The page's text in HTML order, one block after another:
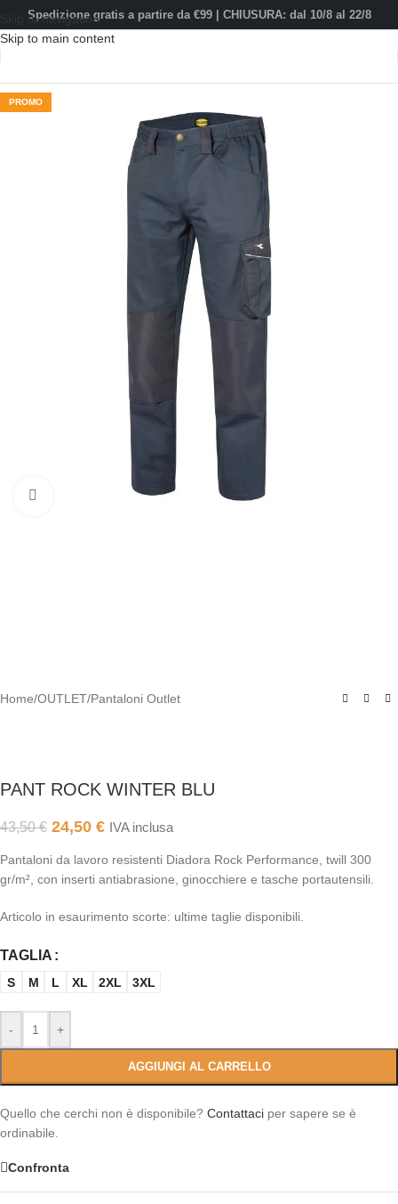
contenuto
Skip to navigation
Skip to main content
Spedizione gratis a partire da €99 | CHIUSURA: dal 10/8 al 22/8
PROMO
Clicca per ingrandire
Home/OUTLET/Pantaloni Outlet
PANT ROCK WINTER BLU
43,50€ 24,50 € IVA inclusa
Pantaloni da lavoro resistenti Diadora Rock Performance, twill 300
gr/m², con inserti antiabrasione, ginocchiere e tasche portautensili.
Articolo in esaurimento scorte: ultime taglie disponibili.
TAGLIA
S M L XL 2XL 3XL
- +
AGGIUNGI AL CARRELLO
Quello che cerchi non è disponibile? Contattaci per sapere se è
ordinabile.
Confronta